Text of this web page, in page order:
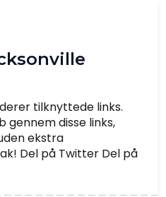
tilknyttede links.
gennem disse links,
ekstra
Del på Twitter Del på